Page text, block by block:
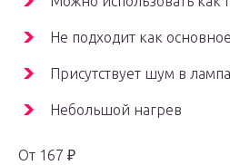
Не подходит как
Присутствует шум в
Небольшой нагрев
От 167 ₽